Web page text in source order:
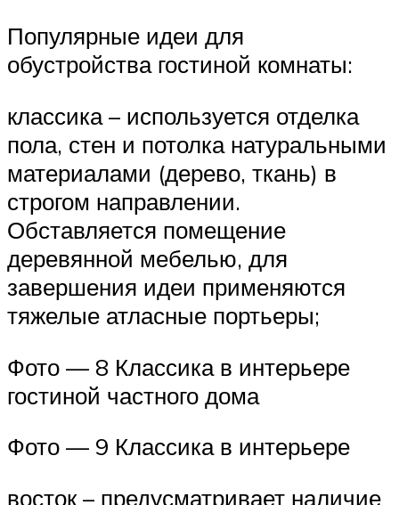
Популярные идеи для
обустройства гостиной комнаты:
классика – используется отделка
пола, стен и потолка натуральными
материалами (дерево, ткань) в
строгом направлении.
Обставляется помещение
деревянной мебелью, для
завершения идеи применяются
тяжелые атласные портьеры;
Фото — 8 Классика в интерьере
гостиной частного дома
Фото — 9 Классика в интерьере
восток – предусматривает наличие